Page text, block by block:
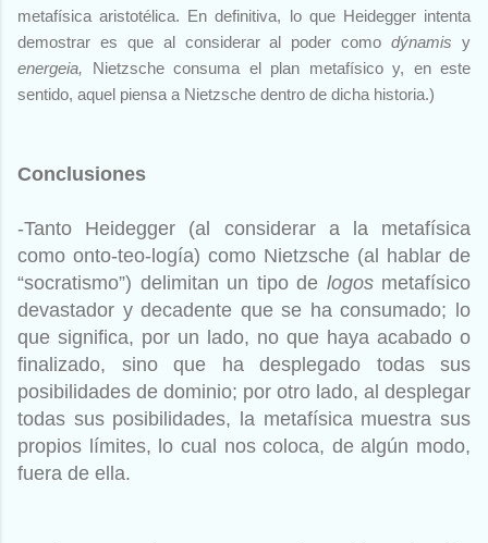
metafísica aristotélica. En definitiva, lo que Heidegger intenta
demostrar es que al considerar al poder comodýnamisy
energeia, Nietzsche consuma el plan metafísico y, en este
sentido, aquel piensa a Nietzsche dentro de dicha historia.)
Conclusiones
-Tanto Heidegger (al considerar a la metafísica
como onto-teo-logía) como Nietzsche (al hablar de
“socratismo”) delimitan un tipo de logos metafísico
devastador y decadente que se ha consumado; lo
que significa, por un lado, no que haya acabado o
finalizado, sino que ha desplegado todas sus
posibilidades de dominio; por otro lado, al desplegar
todas sus posibilidades, la metafísica muestra sus
propios límites, lo cual nos coloca, de algún modo,
fuera de ella.